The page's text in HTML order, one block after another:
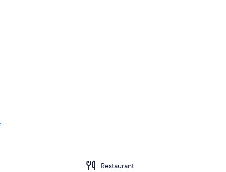
Restaurant